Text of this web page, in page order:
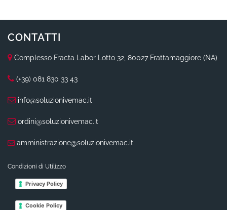
CONTATTI
Complesso Fracta Labor Lotto 32, 80027 Frattamaggiore (NA)
(+39) 081 830 33 43
info@soluzionivemac.it
ordini@soluzionivemac.it
amministrazione@soluzionivemac.it
Condizioni di Utilizzo
Privacy Policy
Cookie Policy